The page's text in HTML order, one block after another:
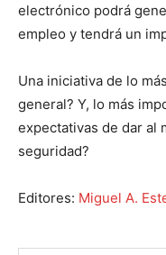
electrónico podrá
empleo y tendrá un
Una iniciativa de lo
general? Y, lo más
expectativas de dar al
seguridad?
Editores: Miguel A.